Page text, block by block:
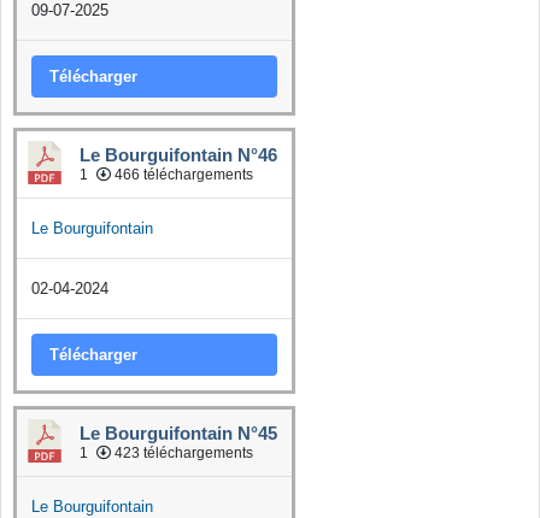
09-07-2025
Télécharger
Le Bourguifontain N°46
1 466 téléchargements
Le Bourguifontain
02-04-2024
Télécharger
Le Bourguifontain N°45
1 423 téléchargements
Le Bourguifontain